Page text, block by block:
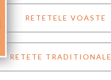
RETETELE VOASTE
RETETE TRADITIONALE